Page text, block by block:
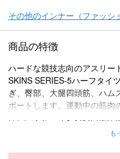
その他のインナー（ファッシ
商品の特徴
ハードな競技志向のアスリー
SKINS SERIES-5ハーフタイ
ぎ、臀部、大腿四頭筋、ハ
ポートします。運動中の筋肉
性とパフォーマンスの向上が
も